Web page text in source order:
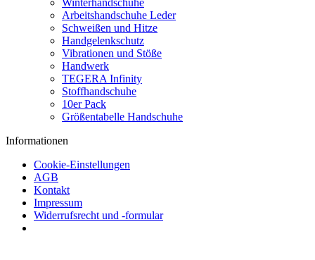
Winterhandschuhe
Arbeitshandschuhe Leder
Schweißen und Hitze
Handgelenkschutz
Vibrationen und Stöße
Handwerk
TEGERA Infinity
Stoffhandschuhe
10er Pack
Größentabelle Handschuhe
Informationen
Cookie-Einstellungen
AGB
Kontakt
Impressum
Widerrufsrecht und -formular